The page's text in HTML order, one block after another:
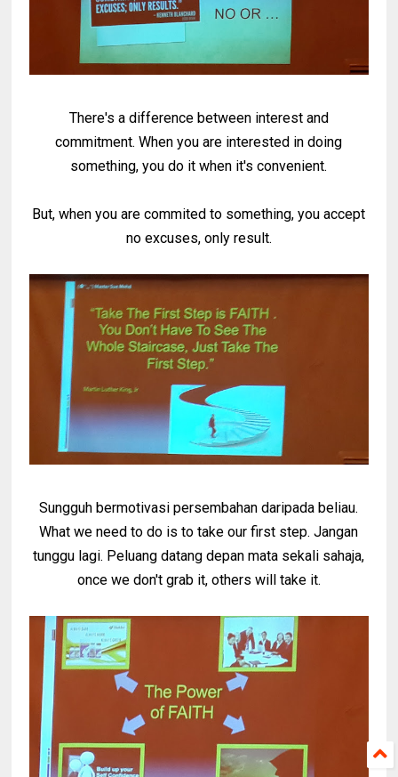
There's a difference between interest and
commitment. When you are interested in doing
something, you do it when it's convenient.
But, when you are commited to something, you accept
no excuses, only result.
Sungguh bermotivasi persembahan daripada beliau.
What we need to do is to take our first step. Jangan
tunggu lagi. Peluang datang depan mata sekali sahaja,
once we don't grab it, others will take it.